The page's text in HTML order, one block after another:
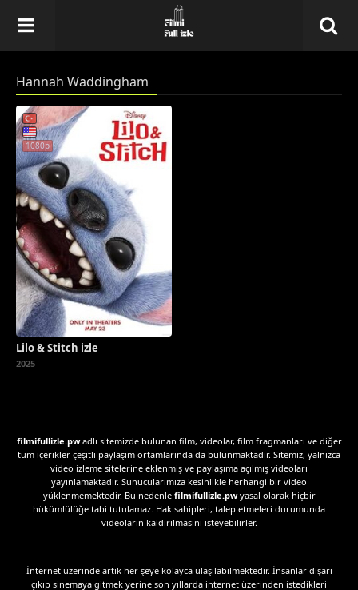
Hannah Waddingham
1080p
Lilo & Stitch izle
2025
filmifullizle.pwadlı sitemizde bulunan film, videolar, film fragmanları ve diğer
tüm içerikler çeşitli paylaşım ortamlarında da bulunmaktadır. Sitemiz, yalnızca
video izleme sitelerine eklenmiş ve paylaşıma açılmış videoları
yayınlamaktadır. Sunucularımıza kesinlikle herhangi bir video
yüklenmemektedir. Bu nedenle filmifullizle.pwyasal olarak hiçbir
hükümlülüğe tabi tutulamaz. Hak sahipleri, talep etmeleri durumunda
videoların kaldırılmasını isteyebilirler.
İnternet üzerinde artık her şeye kolayca ulaşılabilmektedir. İnsanlar dışarı
çıkıp sinemaya gitmek yerine son yıllarda internet üzerinden istedikleri